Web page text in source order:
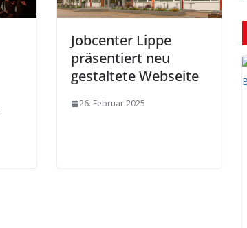
Jobcenter Lippe
präsentiert neu
gestaltete Webseite
26. Februar 2025